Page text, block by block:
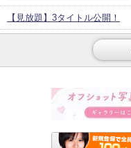
【見放題】3タイトル公開！